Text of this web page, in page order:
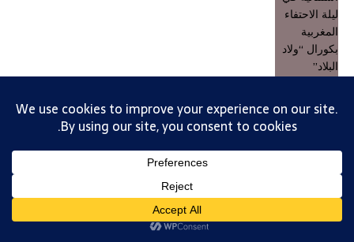
تصميم 2019 - عبد العالي جابري - الهاتف 0661441451